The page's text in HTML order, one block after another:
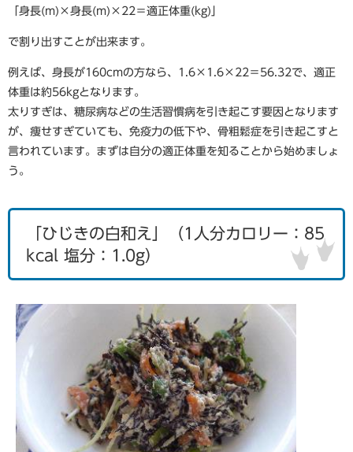
「身長(m)×身長(m)×22＝適正体重(kg)」
で割り出すことが出来ます。
例えば、身長が160cmの方なら、1.6×1.6×22＝56.32で、適正
体重は約56kgとなります。
太りすぎは、糖尿病などの生活習慣病を引き起こす要因となります
が、痩せすぎていても、免疫力の低下や、骨粗鬆症を引き起こすと
言われています。まずは自分の適正体重を知ることから始めましょ
う。
「ひじきの白和え」（1人分カロリー：85
kcal 塩分：1.0g）